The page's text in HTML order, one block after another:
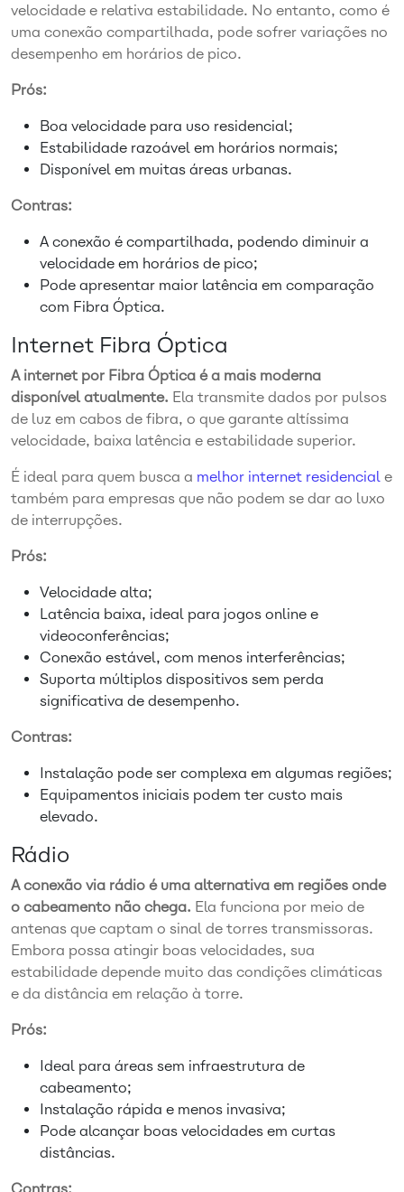
velocidade e relativa estabilidade. No entanto, como é
uma conexão compartilhada, pode sofrer variações no
desempenho em horários de pico.
Prós:
Boa velocidade para uso residencial;
Estabilidade razoável em horários normais;
Disponível em muitas áreas urbanas.
Contras:
A conexão é compartilhada, podendo diminuir a
velocidade em horários de pico;
Pode apresentar maior latência em comparação
com Fibra Óptica.
Internet Fibra Óptica
A internet por Fibra Óptica é a mais moderna
disponível atualmente. Ela transmite dados por pulsos
de luz em cabos de fibra, o que garante altíssima
velocidade, baixa latência e estabilidade superior.
É ideal para quem busca a melhor internet residencial e
também para empresas que não podem se dar ao luxo
de interrupções.
Prós:
Velocidade alta;
Latência baixa, ideal para jogos online e
videoconferências;
Conexão estável, com menos interferências;
Suporta múltiplos dispositivos sem perda
significativa de desempenho.
Contras:
Instalação pode ser complexa em algumas regiões;
Equipamentos iniciais podem ter custo mais
elevado.
Rádio
A conexão via rádio é uma alternativa em regiões onde
o cabeamento não chega. Ela funciona por meio de
antenas que captam o sinal de torres transmissoras.
Embora possa atingir boas velocidades, sua
estabilidade depende muito das condições climáticas
e da distância em relação à torre.
Prós:
Ideal para áreas sem infraestrutura de
cabeamento;
Instalação rápida e menos invasiva;
Pode alcançar boas velocidades em curtas
distâncias.